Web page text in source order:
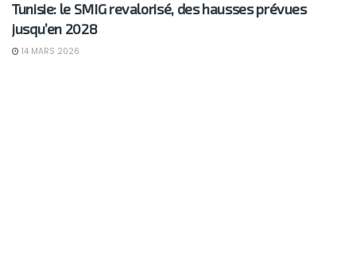
Tunisie: le SMIG revalorisé, des hausses prévues
jusqu’en 2028
14 MARS 2026